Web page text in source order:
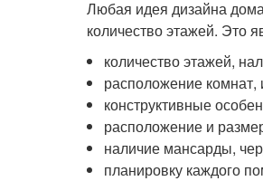
Любая идея дизайна
количество этажей. Это
количество этажей,
расположение комнат,
конструктивные
расположение и
наличие мансарды,
планировку каждого